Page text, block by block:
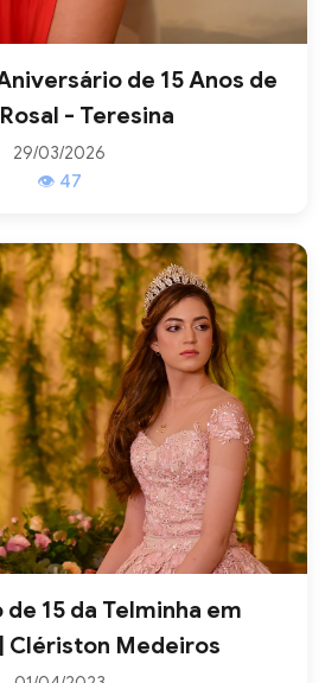
de 15 Anos de
- Teresina
29/03/2026
👁 47
15 da Telminha em
Clériston Medeiros